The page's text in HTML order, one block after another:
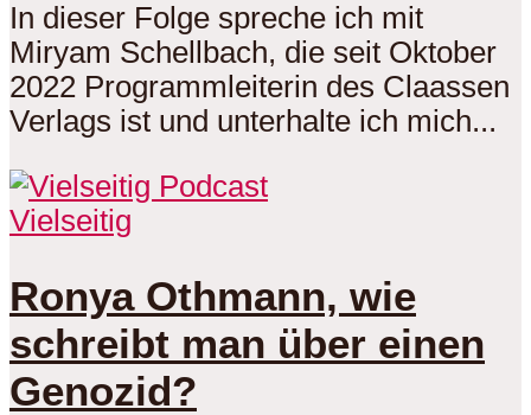
In dieser Folge spreche ich mit
Miryam Schellbach, die seit Oktober
2022 Programmleiterin des Claassen
Verlags ist und unterhalte ich mich...
Vielseitig
Ronya Othmann, wie
schreibt man über einen
Genozid?